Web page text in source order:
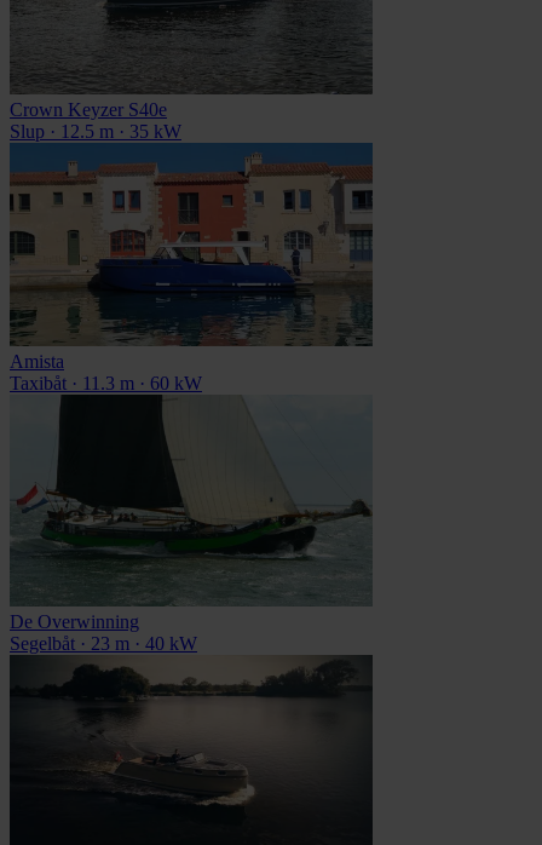
Crown Keyzer S40e
Slup · 12.5 m · 35 kW
Amista
Taxibåt · 11.3 m · 60 kW
De Overwinning
Segelbåt · 23 m · 40 kW